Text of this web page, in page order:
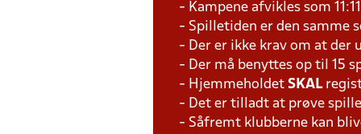
- Kampene afvikles som
- Spilletiden er den samme
- Der er ikke krav om at der
- Der må benyttes op til 15
- Hjemmeholdet SKAL
- Det er tilladt at prøve
- Såfremt klubberne kan